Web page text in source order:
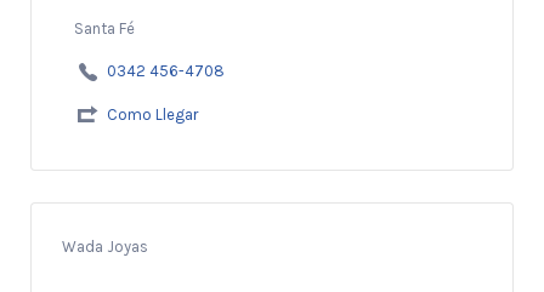
Santa Fé
0342 456-4708
Como Llegar
Wada Joyas